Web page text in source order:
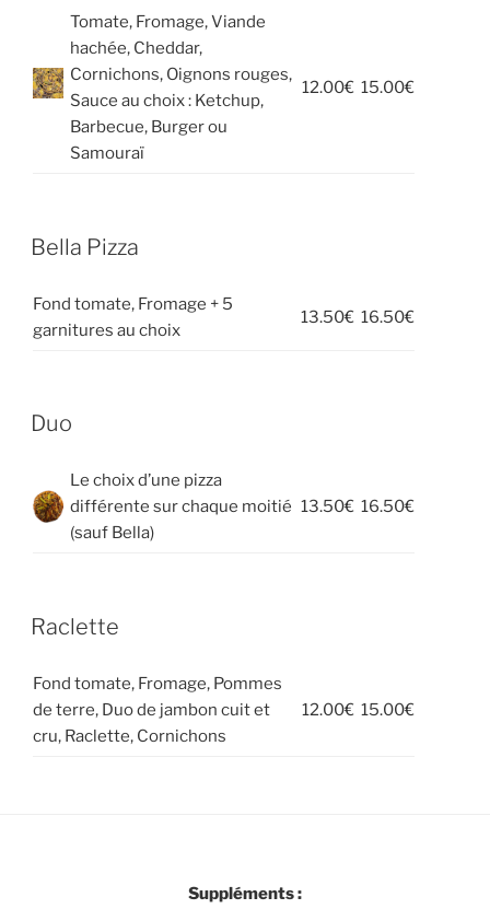
Tomate, Fromage, Viande
hachée, Cheddar,
Cornichons, Oignons rouges,
Sauce au choix : Ketchup,
Barbecue, Burger ou
Samouraï
12.00€ 15.00€
Bella Pizza
Fond tomate, Fromage + 5
garnitures au choix
13.50€ 16.50€
Duo
Le choix d’une pizza
différente sur chaque moitié
(sauf Bella)
13.50€ 16.50€
Raclette
Fond tomate, Fromage, Pommes
de terre, Duo de jambon cuit et
cru, Raclette, Cornichons
12.00€ 15.00€
Suppléments :